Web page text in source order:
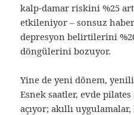
kalp-damar riskini %25
etkileniyor – sonsuz
depresyon belirtilerini
döngülerini bozuyor.
Yine de yeni dönem,
Esnek saatler, evde
açıyor; akıllı